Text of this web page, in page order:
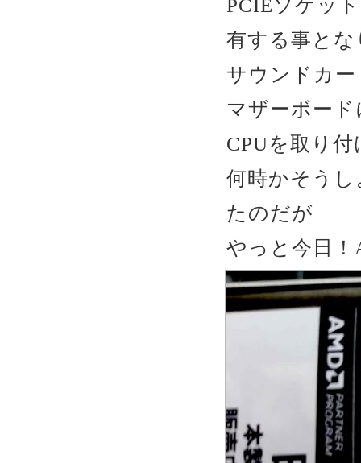
PCIEソケッ
有する事とな
サウンドカ
マザーボー
CPUを取り
何時かそう
たのだが
やっと今日！